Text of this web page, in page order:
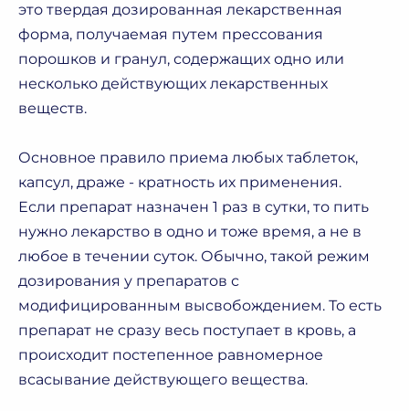
это твердая дозированная лекарственная
форма, получаемая путем прессования
порошков и гранул, содержащих одно или
несколько действующих лекарственных
веществ.
Основное правило приема любых таблеток,
капсул, драже - кратность их применения.
Если препарат назначен 1 раз в сутки, то пить
нужно лекарство в одно и тоже время, а не в
любое в течении суток. Обычно, такой режим
дозирования у препаратов с
модифицированным высвобождением. То есть
препарат не сразу весь поступает в кровь, а
происходит постепенное равномерное
всасывание действующего вещества.